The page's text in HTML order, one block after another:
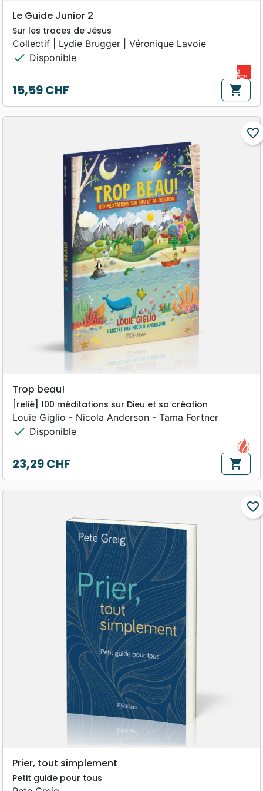
Le Guide Junior 2
Sur les traces de Jésus
Collectif | Lydie Brugger | Véronique Lavoie
check Disponible
Prix
15,59 CHF shopping_cart
favorite_border
Trop beau!
[relié] 100 méditations sur Dieu et sa création
Louie Giglio - Nicola Anderson - Tama Fortner
check Disponible
Prix
23,29 CHF shopping_cart
favorite_border
Prier, tout simplement
Petit guide pour tous